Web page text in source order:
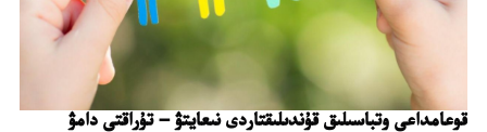
قوعامداعى وتباسىلىق قۇندىلىقتاردى نىعايتۋ – تۇراقتى دامۋ